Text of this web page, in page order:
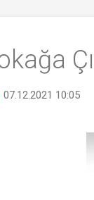
07.12.2021 10:05